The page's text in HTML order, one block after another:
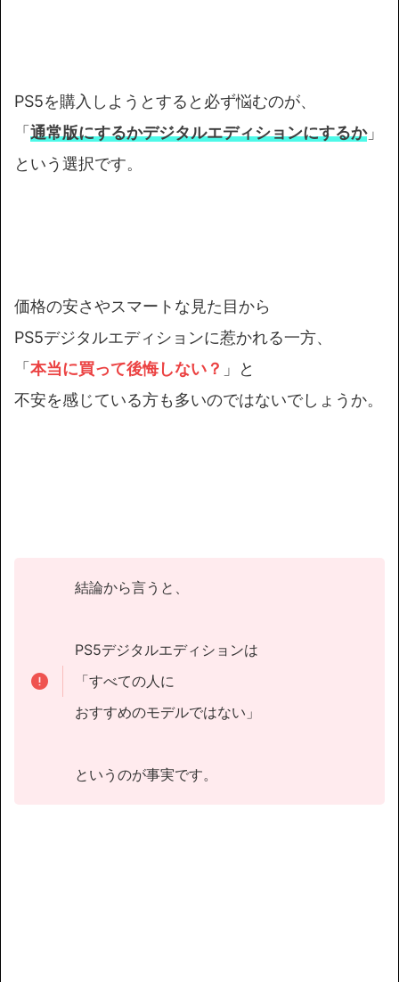
PS5を購入しようとすると必ず悩むのが、
「 通常版にするかデジタルエディションにするか」
という選択です。
価格の安さやスマートな見た目から
PS5デジタルエディションに惹かれる一方、
「 本当に買って後悔しない？ 」と
不安を感じている方も多いのではないでしょうか。
結論から言うと、
PS5デジタルエディションは
「すべての人に
おすすめのモデルではない」
というのが事実です。